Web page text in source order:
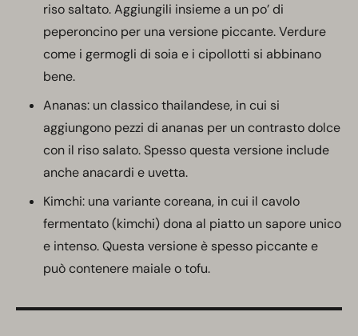
riso saltato. Aggiungili insieme a un po’ di
peperoncino per una versione piccante. Verdure
come i germogli di soia e i cipollotti si abbinano
bene.
Ananas: un classico thailandese, in cui si
aggiungono pezzi di ananas per un contrasto dolce
con il riso salato. Spesso questa versione include
anche anacardi e uvetta.
Kimchi: una variante coreana, in cui il cavolo
fermentato (kimchi) dona al piatto un sapore unico
e intenso. Questa versione è spesso piccante e
può contenere maiale o tofu.